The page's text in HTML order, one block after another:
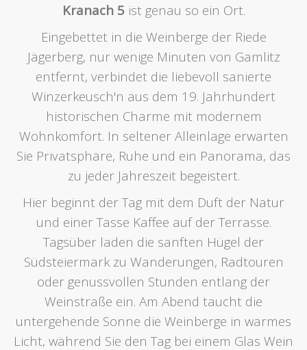
Kranach 5ist genau so ein Ort.
Eingebettet in die Weinberge der Riede
Jägerberg, nur wenige Minuten von Gamlitz
entfernt, verbindet die liebevoll sanierte
Winzerkeusch'n aus dem 19. Jahrhundert
historischen Charme mit modernem
Wohnkomfort. In seltener Alleinlage erwarten
Sie Privatsphäre, Ruhe und ein Panorama, das
zu jeder Jahreszeit begeistert.
Hier beginnt der Tag mit dem Duft der Natur
und einer Tasse Kaffee auf der Terrasse.
Tagsüber laden die sanften Hügel der
Südsteiermark zu Wanderungen, Radtouren
oder genussvollen Stunden entlang der
Weinstraße ein. Am Abend taucht die
untergehende Sonne die Weinberge in warmes
Licht, während Sie den Tag bei einem Glas Wein